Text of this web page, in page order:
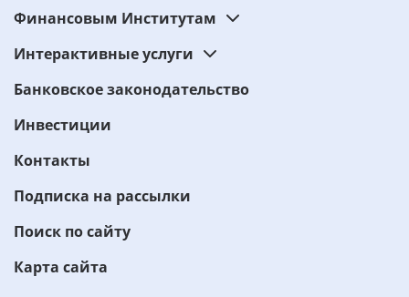
Финансовым Институтам
Интерактивные услуги
Банковское законодательство
Инвестиции
Контакты
Подписка на рассылки
Поиск по сайту
Карта сайта